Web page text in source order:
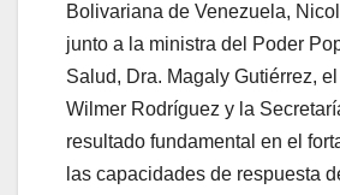
Bolivariana de Venezuela,
junto a la ministra del Poder
Salud, Dra. Magaly Gutiérrez,
Wilmer Rodríguez y la
resultado fundamental en el
las capacidades de respuesta